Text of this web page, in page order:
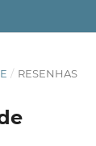
/ RESENHAS